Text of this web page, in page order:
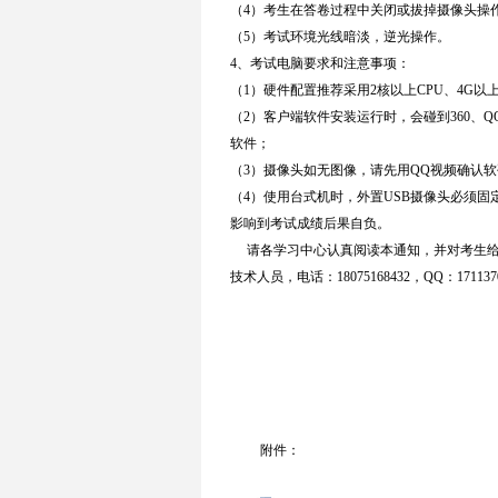
（4）考生在答卷过程中关闭或拔掉摄像头
（5）考试环境光线暗淡，逆光操作。
4、考试电脑要求和注意事项：
（1）硬件配置推荐采用2核以上CPU、4G
（2）客户端软件安装运行时，会碰到360
软件；
（3）摄像头如无图像，请先用QQ视频确认
（4）使用台式机时，外置USB摄像头必须
影响到考试成绩后果自负。
请各学习中心认真阅读本通知，并对考生
技术人员，电话：18075168432，QQ：
附件：